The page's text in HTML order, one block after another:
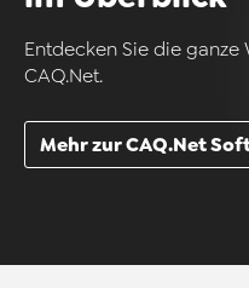
Entdecken Sie die ganze
CAQ.Net.
Mehr zur CAQ.Net